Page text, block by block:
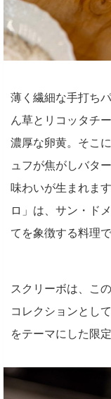
薄く繊細な手打ち
ん草とリコッタチ
濃厚な卵黄。そこ
ュフが焦がしバタ
味わいが生まれま
ロ」は、サン・ド
てを象徴する料理で
スクリーボは、こ
コレクションとし
をテーマにした限